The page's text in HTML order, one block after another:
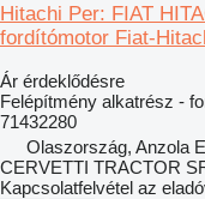
Hitachi Per: FIAT
fordítómotor Fiat-
Ár érdeklődésre
Felépítmény alkatrész -
71432280
Olaszország, Anzola
CERVETTI TRACTOR
Kapcsolatfelvétel az